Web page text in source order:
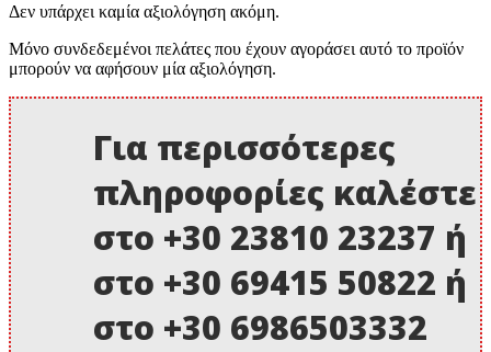
Δεν υπάρχει καμία αξιολόγηση ακόμη.
Μόνο συνδεδεμένοι πελάτες που έχουν αγοράσει αυτό το προϊόν
μπορούν να αφήσουν μία αξιολόγηση.
Για περισσότερες
πληροφορίες καλέστε
στο +30 23810 23237 ή
στο +30 69415 50822 ή
στο +30 6986503332